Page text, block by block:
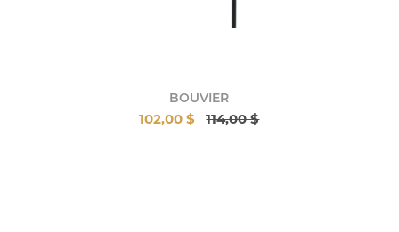
BOUVIER
102,00 $ 114,00 $